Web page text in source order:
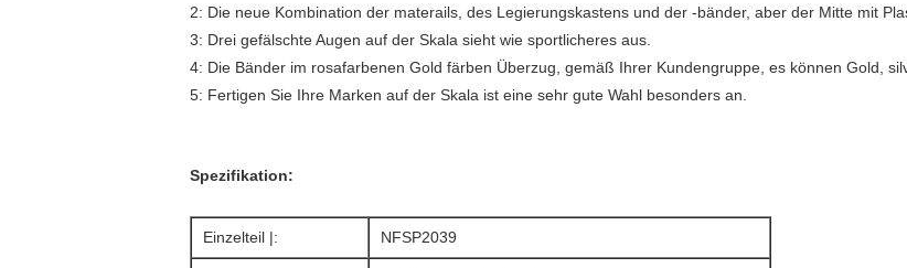
2: Die neue Kombination der materails, des Legierungskastens und der -bänder, aber der Mitte mit
3: Drei gefälschte Augen auf der Skala sieht wie sportlicheres aus.
4: Die Bänder im rosafarbenen Gold färben Überzug, gemäß Ihrer Kundengruppe, es können Gold,
5: Fertigen Sie Ihre Marken auf der Skala ist eine sehr gute Wahl besonders an.
Spezifikation:
Einzelteil |: NFSP2039